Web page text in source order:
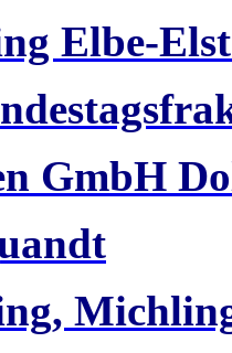
Elbe-
GmbH